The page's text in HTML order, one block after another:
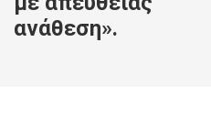
ανάθεση».